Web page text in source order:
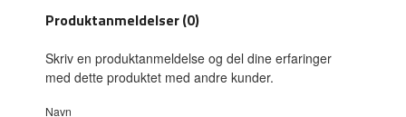
Produktanmeldelser (0)
Skriv en produktanmeldelse og del dine erfaringer
med dette produktet med andre kunder.
Navn